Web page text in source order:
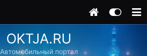
OKTJA.RU
Автомобильный портал